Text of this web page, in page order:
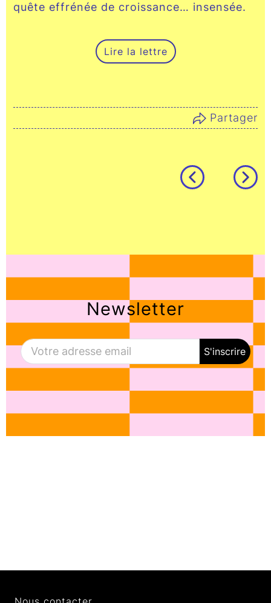
quête effrénée de croissance… insensée.
Lire la lettre
Partager
Newsletter
S'inscrire